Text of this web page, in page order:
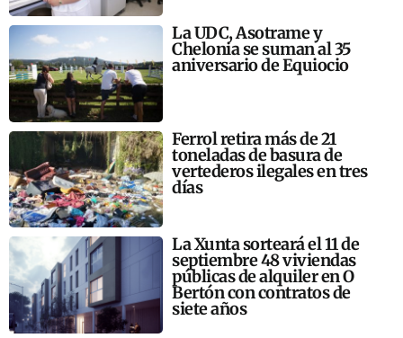
La UDC, Asotrame y
Chelonia se suman al 35
aniversario de Equiocio
Ferrol retira más de 21
toneladas de basura de
vertederos ilegales en tres
días
La Xunta sorteará el 11 de
septiembre 48 viviendas
públicas de alquiler en O
Bertón con contratos de
siete años